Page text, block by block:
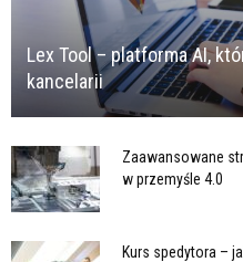
Lex Tool – platforma AI,
kancelarii
Zaawansowane
w przemyśle 4.0
Kurs spedytora –